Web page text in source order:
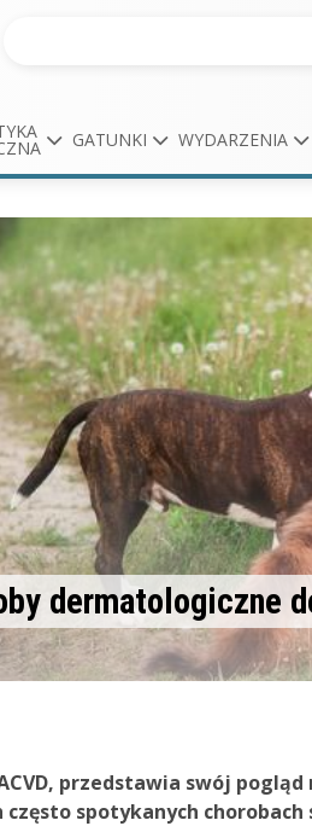
GATUNKI WYDARZENIA
dermatologiczne
przedstawia swój
spotykanych